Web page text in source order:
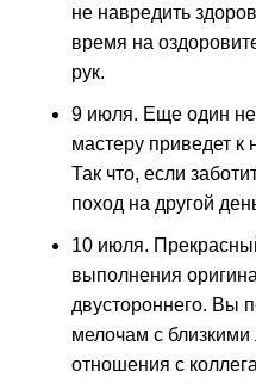
не навредить
время на
рук.
9 июля. Еще один
мастеру приведет
Так что, если
поход на другой
10 июля.
выполнения
двустороннего. Вы
мелочам с
отношения с